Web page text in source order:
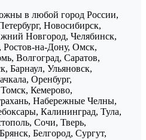
в любой город России,
Новосибирск,
Новгород, Челябинск,
на-Дону, Омск,
Волгоград, Саратов,
Барнаул, Ульяновск,
Оренбург,
Кемерово,
Набережные Челны,
Калининград, Тула,
Сочи, Тверь,
Белгород, Сургут,